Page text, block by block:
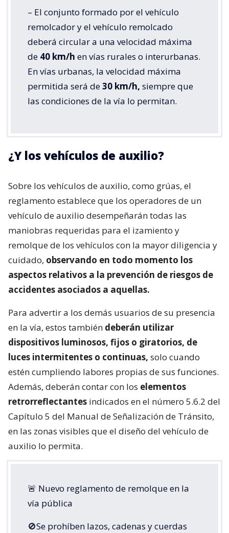
– El conjunto formado por el vehículo
remolcador y el vehículo remolcado
deberá circular a una velocidad máxima
de 40 km/h en vías rurales o interurbanas.
En vías urbanas, la velocidad máxima
permitida será de30 km/h, siempre que
las condiciones de la vía lo permitan.
¿Y los vehículos de auxilio?
Sobre los vehículos de auxilio, como grúas, el
reglamento establece que los operadores de un
vehículo de auxilio desempeñarán todas las
maniobras requeridas para el izamiento y
remolque de los vehículos con la mayor diligencia y
cuidado, observando en todo momento los
aspectos relativos a la prevención de riesgos de
accidentes asociados a aquellas.
Para advertir a los demás usuarios de su presencia
en la vía, estos también deberán utilizar
dispositivos luminosos, fijos o giratorios, de
luces intermitentes o continuas, solo cuando
estén cumpliendo labores propias de sus funciones.
Además, deberán contar con los elementos
retrorreflectantes indicados en el número 5.6.2 del
Capítulo 5 del Manual de Señalización de Tránsito,
en las zonas visibles que el diseño del vehículo de
auxilio lo permita.
🚨 Nuevo reglamento de remolque en la
vía pública
🚫Se prohíben lazos, cadenas y cuerdas